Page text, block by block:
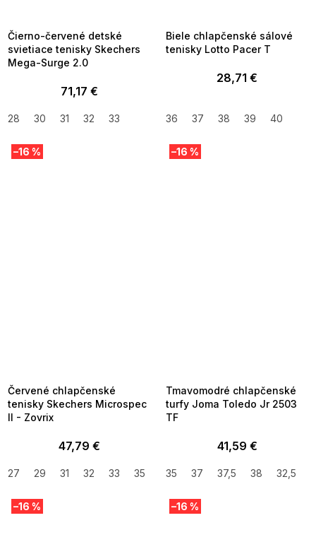
Čierno-červené detské
svietiace tenisky Skechers
Mega-Surge 2.0
71,17 €
28 30 31 32 33
Biele chlapčenské sálové
tenisky Lotto Pacer T
28,71 €
36 37 38 39 40
–16 %
Červené chlapčenské
tenisky Skechers Microspec
II - Zovrix
47,79 €
27 29 31 32 33 35
–16 %
Tmavomodré chlapčenské
turfy Joma Toledo Jr 2503
TF
41,59 €
35 37 37,5 38 32,5
–16 % –16 %